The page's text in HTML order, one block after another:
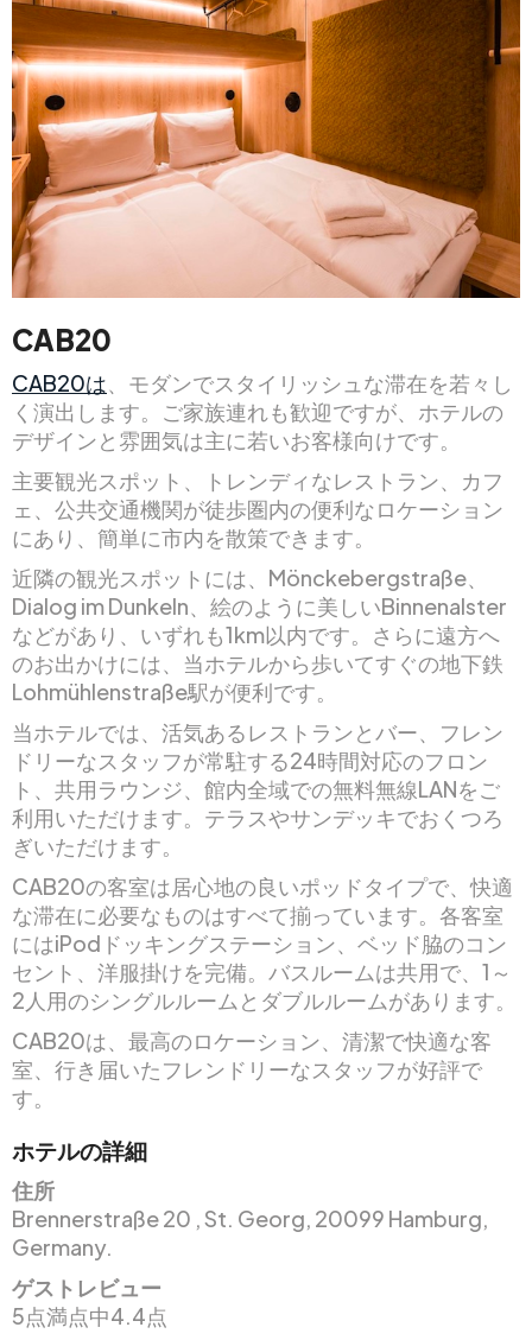
CAB20
CAB20は、モダンでスタイリッシュな滞在を若々し
く演出します。ご家族連れも歓迎ですが、ホテルの
デザインと雰囲気は主に若いお客様向けです。
主要観光スポット、トレンディなレストラン、カフ
ェ、公共交通機関が徒歩圏内の便利なロケーション
にあり、簡単に市内を散策できます。
近隣の観光スポットには、Mönckebergstraße、
Dialog im Dunkeln、絵のように美しいBinnenalster
などがあり、いずれも1km以内です。さらに遠方へ
のお出かけには、当ホテルから歩いてすぐの地下鉄
Lohmühlenstraße駅が便利です。
当ホテルでは、活気あるレストランとバー、フレン
ドリーなスタッフが常駐する24時間対応のフロン
ト、共用ラウンジ、館内全域での無料無線LANをご
利用いただけます。テラスやサンデッキでおくつろ
ぎいただけます。
CAB20の客室は居心地の良いポッドタイプで、快適
な滞在に必要なものはすべて揃っています。各客室
にはiPodドッキングステーション、ベッド脇のコン
セント、洋服掛けを完備。バスルームは共用で、1～
2人用のシングルルームとダブルルームがあります。
CAB20は、最高のロケーション、清潔で快適な客
室、行き届いたフレンドリーなスタッフが好評で
す。
ホテルの詳細
住所
Brennerstraße 20 , St. Georg, 20099 Hamburg,
Germany.
ゲストレビュー
5点満点中4.4点